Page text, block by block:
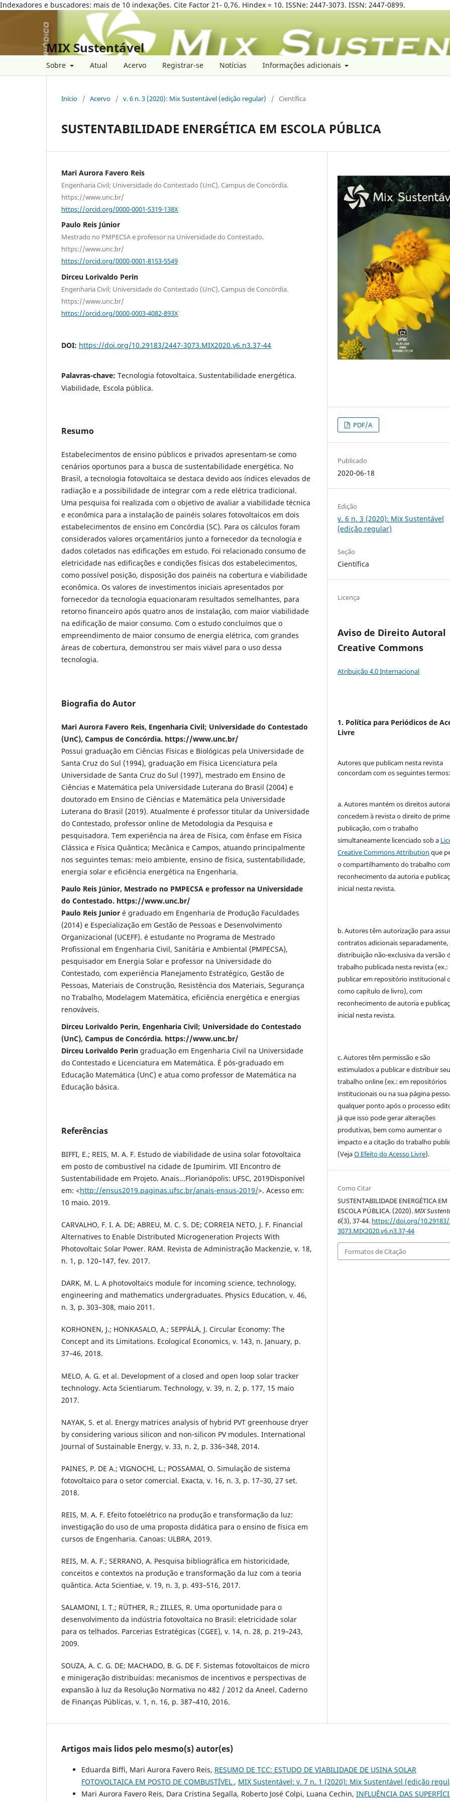
Indexadores e buscadores: mais de 10 indexações. Cite Factor 21- 0,76. Hindex = 10. ISSNe: 2447-3073. ISSN: 2447-0899.
MIX Sustentável
Sobre Atual Acervo Registrar-se Notícias Informações adicionais
Início / Acervo / v. 6 n. 3 (2020): Mix Sustentável (edição regular) / Científica
SUSTENTABILIDADE ENERGÉTICA EM ESCOLA PÚBLICA
Mari Aurora Favero Reis
Engenharia Civil; Universidade do Contestado (UnC), Campus de Concórdia.
https://www.unc.br/
https://orcid.org/0000-0001-5319-138X
Paulo Reis Júnior
Mestrado no PMPECSA e professor na Universidade do Contestado.
https://www.unc.br/
https://orcid.org/0000-0001-8153-5549
Dirceu Lorivaldo Perin
Engenharia Civil; Universidade do Contestado (UnC), Campus de Concórdia.
https://www.unc.br/
https://orcid.org/0000-0003-4082-893X
DOI: https://doi.org/10.29183/2447-3073.MIX2020.v6.n3.37-44
Palavras-chave: Tecnologia fotovoltaica. Sustentabilidade energética.
Viabilidade, Escola pública.
Resumo
Estabelecimentos de ensino públicos e privados apresentam-se como
cenários oportunos para a busca de sustentabilidade energética. No
Brasil, a tecnologia fotovoltaica se destaca devido aos índices elevados de
radiação e a possibilidade de integrar com a rede elétrica tradicional.
Uma pesquisa foi realizada com o objetivo de avaliar a viabilidade técnica
e econômica para a instalação de painéis solares fotovoltaicos em dois
estabelecimentos de ensino em Concórdia (SC). Para os cálculos foram
considerados valores orçamentários junto a fornecedor da tecnologia e
dados coletados nas edificações em estudo. Foi relacionado consumo de
eletricidade nas edificações e condições físicas dos estabelecimentos,
como possível posição, disposição dos painéis na cobertura e viabilidade
econômica. Os valores de investimentos iniciais apresentados por
fornecedor da tecnologia equacionaram resultados semelhantes, para
retorno financeiro após quatro anos de instalação, com maior viabilidade
na edificação de maior consumo. Com o estudo concluímos que o
empreendimento de maior consumo de energia elétrica, com grandes
áreas de cobertura, demonstrou ser mais viável para o uso dessa
tecnologia.
Biografia do Autor
Mari Aurora Favero Reis, Engenharia Civil; Universidade do Contestado
(UnC), Campus de Concórdia. https://www.unc.br/
Possui graduação em Ciências Físicas e Biológicas pela Universidade de
Santa Cruz do Sul (1994), graduação em Física Licenciatura pela
Universidade de Santa Cruz do Sul (1997), mestrado em Ensino de
Ciências e Matemática pela Universidade Luterana do Brasil (2004) e
doutorado em Ensino de Ciências e Matemática pela Universidade
Luterana do Brasil (2019). Atualmente é professor titular da Universidade
do Contestado, professor online de Metodologia da Pesquisa e
pesquisadora. Tem experiência na área de Física, com ênfase em Física
Clássica e Física Quântica; Mecânica e Campos, atuando principalmente
nos seguintes temas: meio ambiente, ensino de física, sustentabilidade,
energia solar e eficiência energética na Engenharia.
Paulo Reis Júnior, Mestrado no PMPECSA e professor na Universidade
do Contestado. https://www.unc.br/
Paulo Reis Junior é graduado em Engenharia de Produção Faculdades
(2014) e Especialização em Gestão de Pessoas e Desenvolvimento
Organizacional (UCEFF). é estudante no Programa de Mestrado
Profissional em Engenharia Civil, Sanitária e Ambiental (PMPECSA),
pesquisador em Energia Solar e professor na Universidade do
Contestado, com experiência Planejamento Estratégico, Gestão de
Pessoas, Materiais de Construção, Resistência dos Materiais, Segurança
no Trabalho, Modelagem Matemática, eficiência energética e energias
renováveis.
Dirceu Lorivaldo Perin, Engenharia Civil; Universidade do Contestado
(UnC), Campus de Concórdia. https://www.unc.br/
Dirceu Lorivaldo Perin graduação em Engenharia Civil na Universidade
do Contestado e Licenciatura em Matemática. É pós-graduado em
Educação Matemática (UnC) e atua como professor de Matemática na
Educação básica.
Referências
BIFFI, E.; REIS, M. A. F. Estudo de viabilidade de usina solar fotovoltaica
em posto de combustível na cidade de Ipumirim. VII Encontro de
Sustentabilidade em Projeto. Anais...Florianópolis: UFSC, 2019Disponível
em: <http://ensus2019.paginas.ufsc.br/anais-ensus-2019/>. Acesso em:
10 maio. 2019.
CARVALHO, F. I. A. DE; ABREU, M. C. S. DE; CORREIA NETO, J. F. Financial
Alternatives to Enable Distributed Microgeneration Projects With
Photovoltaic Solar Power. RAM. Revista de Administração Mackenzie, v. 18,
n. 1, p. 120–147, fev. 2017.
DARK, M. L. A photovoltaics module for incoming science, technology,
engineering and mathematics undergraduates. Physics Education, v. 46,
n. 3, p. 303–308, maio 2011.
KORHONEN, J.; HONKASALO, A.; SEPPÄLÄ, J. Circular Economy: The
Concept and its Limitations. Ecological Economics, v. 143, n. January, p.
37–46, 2018.
MELO, A. G. et al. Development of a closed and open loop solar tracker
technology. Acta Scientiarum. Technology, v. 39, n. 2, p. 177, 15 maio
2017.
NAYAK, S. et al. Energy matrices analysis of hybrid PVT greenhouse dryer
by considering various silicon and non-silicon PV modules. International
Journal of Sustainable Energy, v. 33, n. 2, p. 336–348, 2014.
PAINES, P. DE A.; VIGNOCHI, L.; POSSAMAI, O. Simulação de sistema
fotovoltaico para o setor comercial. Exacta, v. 16, n. 3, p. 17–30, 27 set.
2018.
REIS, M. A. F. Efeito fotoelétrico na produção e transformação da luz:
investigação do uso de uma proposta didática para o ensino de física em
cursos de Engenharia. Canoas: ULBRA, 2019.
REIS, M. A. F.; SERRANO, A. Pesquisa bibliográfica em historicidade,
conceitos e contextos na produção e transformação da luz com a teoria
quântica. Acta Scientiae, v. 19, n. 3, p. 493–516, 2017.
SALAMONI, I. T.; RÜTHER, R.; ZILLES, R. Uma oportunidade para o
desenvolvimento da indústria fotovoltaica no Brasil: eletricidade solar
para os telhados. Parcerias Estratégicas (CGEE), v. 14, n. 28, p. 219–243,
2009.
SOUZA, A. C. G. DE; MACHADO, B. G. DE F. Sistemas fotovoltaicos de micro
e minigeração distribuídas: mecanismos de incentivos e perspectivas de
expansão à luz da Resolução Normativa no 482 / 2012 da Aneel. Caderno
de Finanças Públicas, v. 1, n. 16, p. 387–410, 2016.
PDF/A
Publicado
2020-06-18
Edição
v. 6 n. 3 (2020): Mix Sustentável
(edição regular)
Seção
Científica
Licença
Aviso de Direito Autoral
Creative Commons
Atribuição 4.0 Internacional
1. Política para Periódicos de
Livre
Autores que publicam nesta revista
concordam com os seguintes termos:
a. Autores mantém os direitos
concedem à revista o direito de
publicação, com o trabalho
simultaneamente licenciado sob a
Creative Commons Attribution que
o compartilhamento do trabalho com
reconhecimento da autoria e
inicial nesta revista.
b. Autores têm autorização para
contratos adicionais separadamente,
distribuição não-exclusiva da versão
trabalho publicada nesta revista (ex.:
publicar em repositório institucional
como capítulo de livro), com
reconhecimento de autoria e
inicial nesta revista.
c. Autores têm permissão e são
estimulados a publicar e distribuir seu
trabalho online (ex.: em repositórios
institucionais ou na sua página
qualquer ponto após o processo
já que isso pode gerar alterações
produtivas, bem como aumentar o
impacto e a citação do trabalho
(VejaO Efeito do Acesso Livre).
Como Citar
SUSTENTABILIDADE ENERGÉTICA EM
ESCOLA PÚBLICA. (2020).MIX
6(3), 37-44. https://doi.org/10.29183/
3073.MIX2020.v6.n3.37-44
Formatos de Citação
Artigos mais lidos pelo mesmo(s) autor(es)
Eduarda Biffi, Mari Aurora Favero Reis, RESUMO DE TCC: ESTUDO DE VIABILIDADE DE USINA SOLAR
FOTOVOLTAICA EM POSTO DE COMBUSTÍVEL , MIX Sustentável: v. 7 n. 1 (2020): Mix Sustentável (edição
Mari Aurora Favero Reis, Dara Cristina Segalla, Roberto José Colpi, Luana Cechin, INFLUÊNCIA DAS